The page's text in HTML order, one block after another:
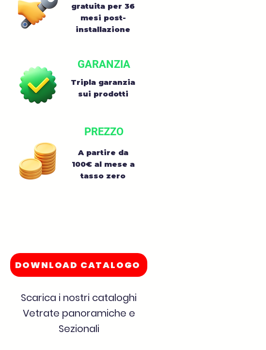
gratuita per 36
mesi post-
installazione
GARANZIA
Tripla garanzia
sui prodotti
PREZZO
A partire da
100€ al mese a
tasso zero
DOWNLOAD CATALOGO
Scarica i nostri cataloghi
Vetrate panoramiche e
Sezionali